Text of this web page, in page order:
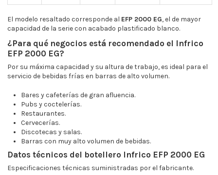
El modelo resaltado corresponde al EFP 2000 EG, el de mayor
capacidad de la serie con acabado plastificado blanco.
¿Para qué negocios está recomendado el Infrico
EFP 2000 EG?
Por su máxima capacidad y su altura de trabajo, es ideal para el
servicio de bebidas frías en barras de alto volumen.
Bares y cafeterías de gran afluencia.
Pubs y coctelerías.
Restaurantes.
Cervecerías.
Discotecas y salas.
Barras con muy alto volumen de bebidas.
Datos técnicos del botellero Infrico EFP 2000 EG
Especificaciones técnicas suministradas por el fabricante.